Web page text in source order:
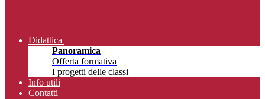
Didattica
Panoramica
Offerta formativa
I progetti delle classi
Info utili
Contatti